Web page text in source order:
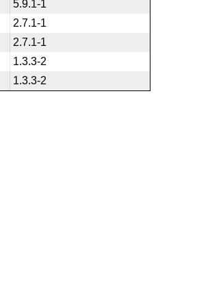
5.9.1-1
2.7.1-1
2.7.1-1
1.3.3-2
1.3.3-2